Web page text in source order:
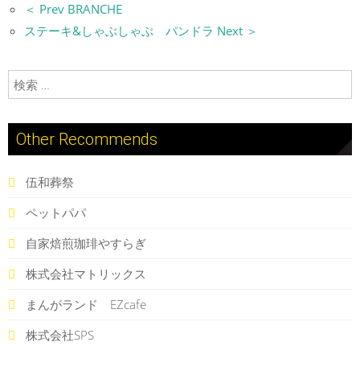
＜ Prev BRANCHE
ステーキ&しゃぶしゃぶ パンドラ Next ＞
検索:
Other Recommends
伍和葬祭
ペットパパ
自家焙煎珈琲やすらぎ
株式会社マトリックス
まんがランド EZcafe
株式会社SPS